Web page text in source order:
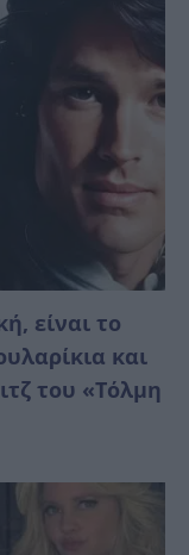
είναι το
και
του «Τόλμη